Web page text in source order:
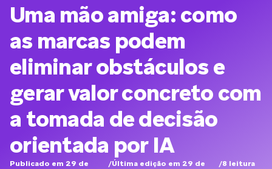
Uma mão amiga: como
as marcas podem
eliminar obstáculos e
gerar valor concreto com
a tomada de decisão
orientada por IA
Publicado em 29 de
/Última edição em 29 de
/8 leitura